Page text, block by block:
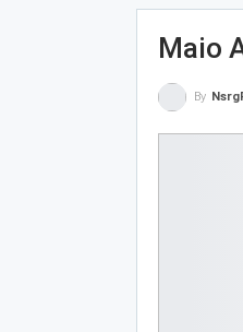
Maio
By